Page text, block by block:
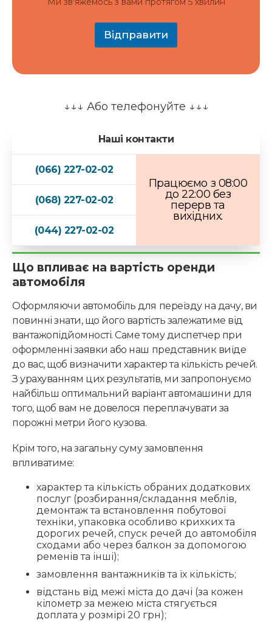
т
а
ц
я
о
н
у
л
*
Відправити
↓↓↓ Або телефонуйте ↓↓↓
Наші контакти
(066) 227-02-02
Працюємо з 08:00
до 22:00 без
перерв та
вихідних.
(068) 227-02-02
(044) 227-02-02
Що впливає на вартість оренди
автомобіля
Оформляючи автомобіль для переїзду на дачу, ви
повинні знати, що його вартість залежатиме від
вантажопідйомності. Саме тому диспетчер при
оформленні заявки або наш представник виїде
до вас, щоб визначити характер та кількість речей.
З урахуванням цих результатів, ми запропонуємо
найбільш оптимальний варіант автомашини для
того, щоб вам не довелося переплачувати за
порожні метри його кузова.
Крім того, на загальну суму замовлення
впливатиме:
характер та кількість обраних додаткових
послуг (розбирання/складання меблів,
демонтаж та встановлення побутової
техніки, упаковка особливо крихких та
дорогих речей, спуск речей до автомобіля
сходами або через балкон за допомогою
ременів та інші);
замовлення вантажників та їх кількість;
відстань від межі міста до дачі (за кожен
кілометр за межею міста стягується
доплата у розмірі 20 грн);